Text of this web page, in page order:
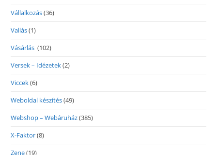
Vállalkozás(36)
Vallás(1)
Vásárlás (102)
Versek – Idézetek(2)
Viccek(6)
Weboldal készítés(49)
Webshop – Webáruház(385)
X-Faktor(8)
Zene(19)